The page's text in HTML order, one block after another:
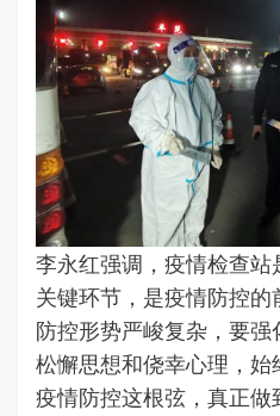
李永红强调，疫情检查
关键环节，是疫情防控
防控形势严峻复杂，要
松懈思想和侥幸心理，
疫情防控这根弦，真正做